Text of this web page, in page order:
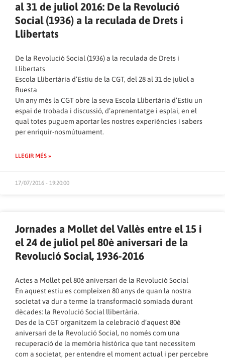
al 31 de juliol 2016: De la Revolució
Social (1936) a la reculada de Drets i
Llibertats
De la Revolució Social (1936) a la reculada de Drets i
Llibertats
Escola Llibertària d’Estiu de la CGT, del 28 al 31 de juliol a
Ruesta
Un any més la CGT obre la seva Escola Llibertària d’Estiu un
espai de trobada i discussió, d’aprenentatge i esplai, en el
qual totes puguem aportar les nostres experiències i sabers
per enriquir-nosmútuament.
LLEGIR MÉS »
17/07/2016 - 19:20:00
Jornades a Mollet del Vallès entre el 15 i
el 24 de juliol pel 80è aniversari de la
Revolució Social, 1936-2016
Actes a Mollet pel 80è aniversari de la Revolució Social
En aquest estiu es compleixen 80 anys de quan la nostra
societat va dur a terme la transformació somiada durant
dècades: la Revolució Social llibertària.
Des de la CGT organitzem la celebració d’aquest 80è
aniversari de la Revolució Social, no només com una
recuperació de la memòria històrica que tant necessitem
com a societat, per entendre el moment actual i per percebre